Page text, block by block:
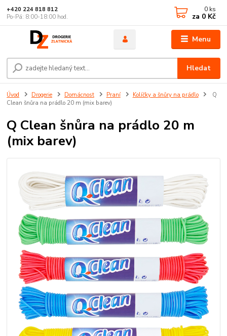
Menu
Hledat
+420 224 818 812
Po-Pá: 8:00-18:00 hod.
0 ks
za 0 Kč
Úvod Drogerie Domácnost Praní Kolíčky a šnůry na prádlo
Q
Clean šnůra na prádlo 20 m (mix barev)
Q Clean šnůra na prádlo 20 m
(mix barev)